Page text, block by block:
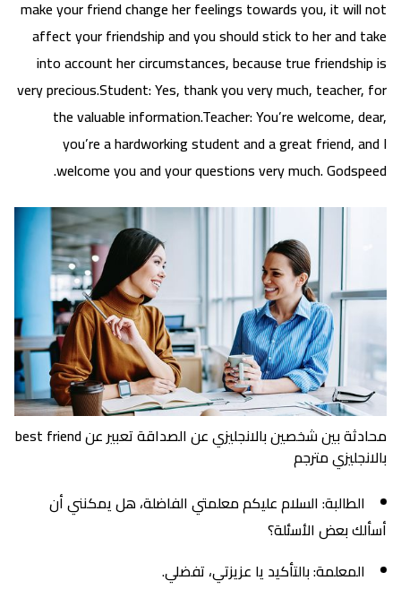
make your friend change her feelings towards you, it will not
affect your friendship and you should stick to her and take
into account her circumstances, because true friendship is
very precious.Student: Yes, thank you very much, teacher, for
the valuable information.Teacher: You’re welcome, dear,
you’re a hardworking student and a great friend, and I
welcome you and your questions very much. Godspeed.
محادثة بين شخصين بالانجليزي عن الصداقة تعبير عن best friend
بالانجليزي مترجم
الطالبة: السلام عليكم معلمتي الفاضلة، هل يمكنني أن
أسألك بعض الأسئلة؟
المعلمة: بالتأكيد يا عزيزتي، تفضلي.